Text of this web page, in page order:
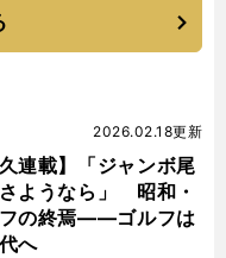
久連載】「ジャンボ尾
ようなら」 昭和・
の終焉――ゴルフは
へ
2026.02.18更新